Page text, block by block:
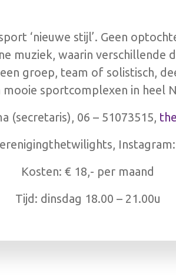
‘nieuwe stijl’. Geen
muziek, waarin
groep, team of solistisch,
mooie sportcomplexen in heel
(secretaris), 06 – 51073515,
Kosten: € 18,- per maand
Tijd: dinsdag 18.00 – 21.00u